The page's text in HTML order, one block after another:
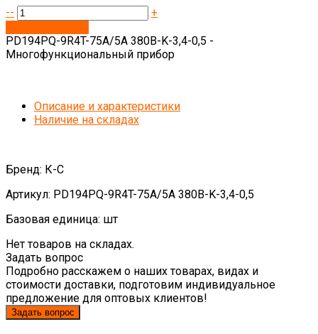
--
+
PD194PQ-9R4T-75A/5A 380B-K-3,4-0,5 -
Многофункциональный прибор
Описание и характеристики
Наличие на складах
Бренд: К-С
Артикул: PD194PQ-9R4T-75A/5A 380B-K-3,4-0,5
Базовая единица: шт
Нет товаров на складах.
Задать вопрос
Подробно расскажем о наших товарах, видах и
стоимости доставки, подготовим индивидуальное
предложение для оптовых клиентов!
Задать вопрос